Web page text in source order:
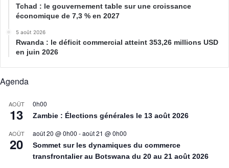
Tchad : le gouvernement table sur une croissance
économique de 7,3 % en 2027
5 août 2026
Rwanda : le déficit commercial atteint 353,26 millions USD
en juin 2026
Agenda
AOÛT
13
0h00
Zambie : Élections générales le 13 août 2026
AOÛT
20
août 20 @ 0h00 -août 21 @ 0h00
Sommet sur les dynamiques du commerce
transfrontalier au Botswana du 20 au 21 août 2026